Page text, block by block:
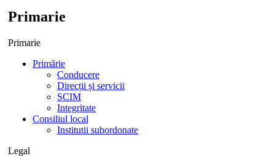
Primarie
Primarie
Primărie
Conducere
Direcții și servicii
SCIM
Integritate
Consiliul local
Institutii subordonate
Legal